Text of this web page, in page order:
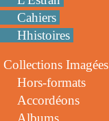
Cahiers
Hhistoires
Collections Imagées
Hors-formats
Accordéons
Albums